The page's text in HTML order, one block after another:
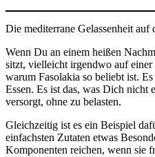
Die mediterrane Gelassenheit auf
Wenn Du an einem heißen
sitzt, vielleicht irgendwo auf
warum Fasolakia so beliebt ist.
Essen. Es ist das, was Dich nicht
versorgt, ohne zu belasten.
Gleichzeitig ist es ein Beispiel
einfachsten Zutaten etwas
Komponenten reichen, wenn sie